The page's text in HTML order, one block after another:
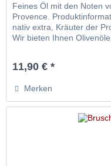
Feines Öl mit den Noten
Provence.
nativ extra, Kräuter der
Wir bieten Ihnen
11,90 € *
Merken